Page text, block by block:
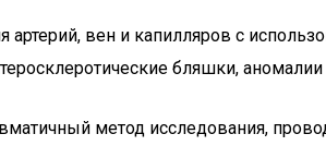
артерий, вен и капилляров с
бляшки,
метод исследования,